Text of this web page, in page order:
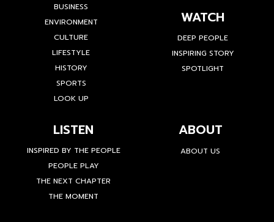
BUSINESS
ENVIRONMENT
CULTURE
LIFESTYLE
HISTORY
SPORTS
LOOK UP
WATCH
DEEP PEOPLE
INSPIRING STORY
SPOTLIGHT
LISTEN
INSPIRED BY THE PEOPLE
PEOPLE PLAY
THE NEXT CHAPTER
THE MOMENT
ABOUT
ABOUT US